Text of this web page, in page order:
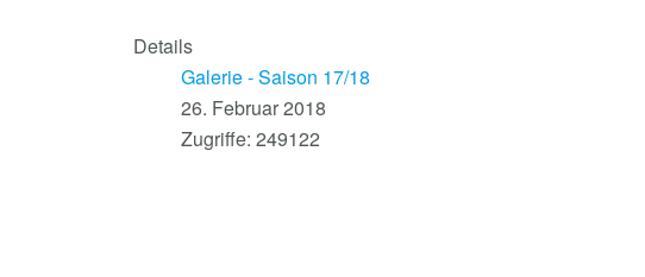
Details
Galerie - Saison 17/18
26. Februar 2018
Zugriffe: 249122